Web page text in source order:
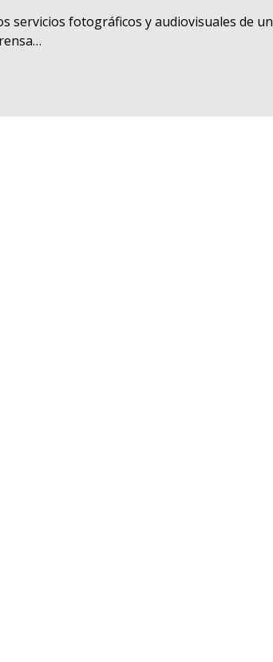
servicios fotográficos y audiovisuales de un